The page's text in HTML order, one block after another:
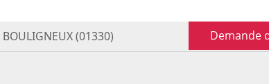
(01330) Demande